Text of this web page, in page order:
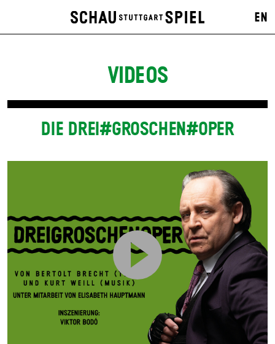
EN
VIDEOS
DIE DREI#GROSCHEN#OPER